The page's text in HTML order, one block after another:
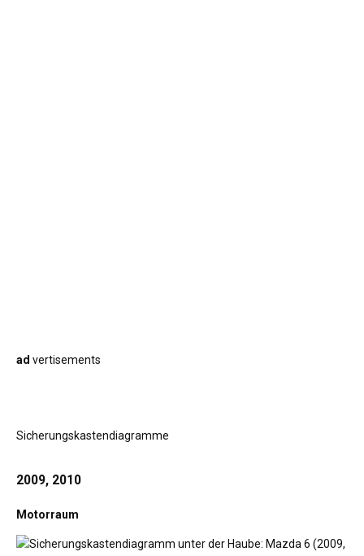
ad vertisements
Sicherungskastendiagramme
2009, 2010
Motorraum